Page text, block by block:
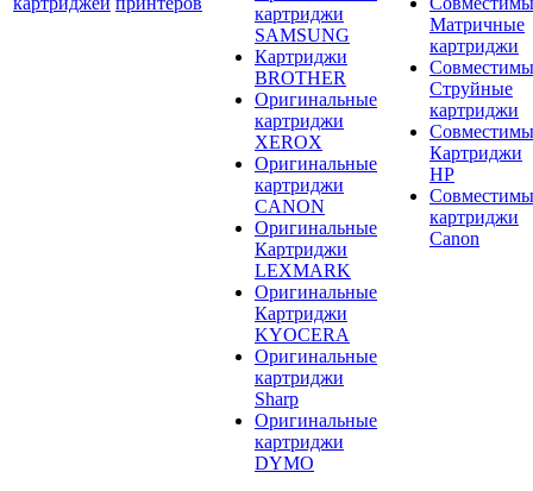
картриджи
SAMSUNG
Картриджи
BROTHER
Оригинальные
картриджи
XEROX
Оригинальные
картриджи
CANON
Оригинальные
Картриджи
LEXMARK
Оригинальные
Картриджи
KYOCERA
Оригинальные
картриджи
Sharp
Оригинальные
картриджи
DYMO
Матричные
картриджи
Струйные
картриджи
Картриджи
HP
картриджи
Canon